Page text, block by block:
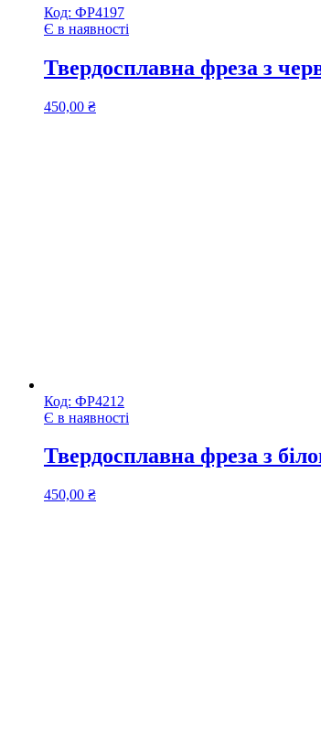
Код: ФР4197
Є в наявності
Твердосплавна фреза з
450,00 ₴
Код: ФР4212
Є в наявності
Твердосплавна фреза з
450,00 ₴